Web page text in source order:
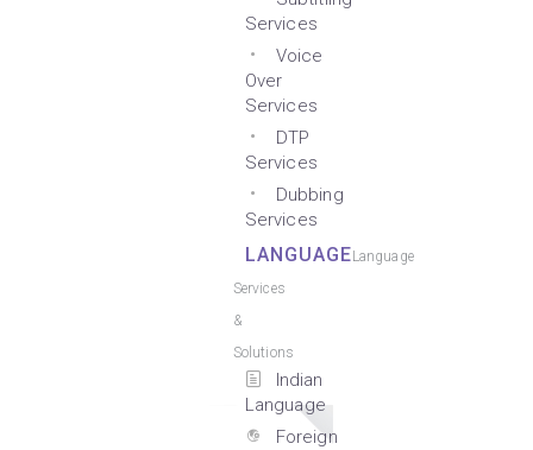
Services
Voice
Over
Services
DTP
Services
Dubbing
Services
LANGUAGELanguage
Services
&
Solutions
Indian
Language
Foreign